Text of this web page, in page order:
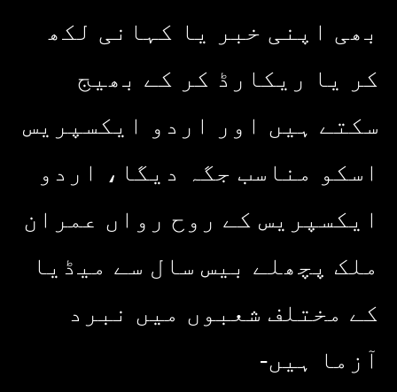
بھی اپنی خبر یا کہانی لکھ
کر یا ریکارڈ کر کے بھیج
سکتے ہیں اور اردو ایکسپریس
اسکو مناسب جگہ دیگا، اردو
ایکسپریس کے روح رواں عمران
ملک پچھلے بیس سال سے میڈیا
کے مختلف شعبوں میں نبرد
آزما ہیں-